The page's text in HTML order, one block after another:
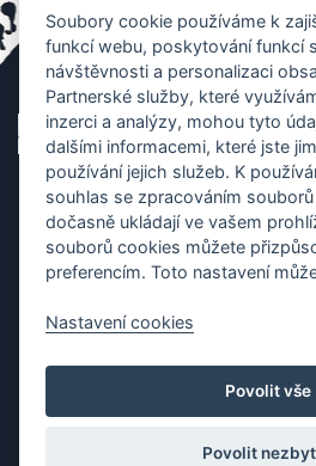
Organizace závodů dračích lodí,
Soubory cookie používáme k
funkcí webu, poskytování funkcí
návštěvnosti a personalizaci
Partnerské služby, které
inzerci a analýzy, mohou tyto
dalšími informacemi, které jste
používání jejich služeb. K
souhlas se zpracováním
dočasně ukládají ve vašem
souborů cookies můžete
preferencím. Toto nastavení
Nastavení cookies
Povolit vše
Povolit